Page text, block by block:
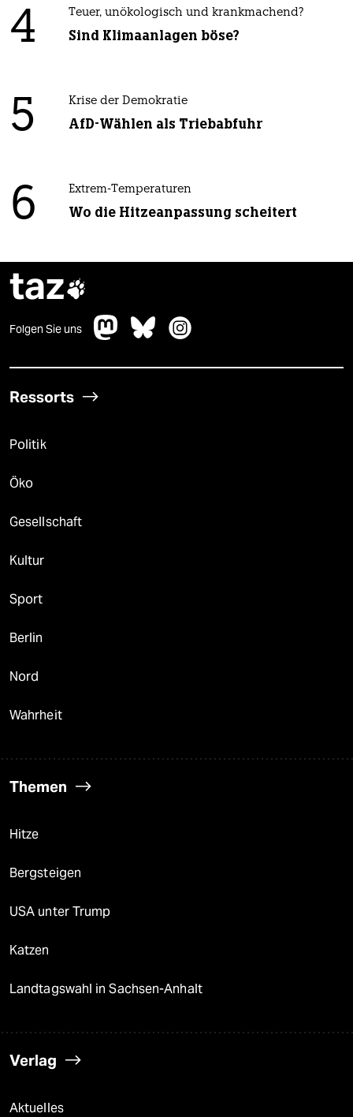
4 Teuer, unökologisch und krankmachend?
Sind Klimaanlagen böse?
5 Krise der Demokratie
AfD-Wählen als Triebabfuhr
6 Extrem-Temperaturen
Wo die Hitzeanpassung scheitert
taz
Folgen Sie uns
Ressorts
Politik
Öko
Gesellschaft
Kultur
Sport
Berlin
Nord
Wahrheit
Themen
Hitze
Bergsteigen
USA unter Trump
Katzen
Landtagswahl in Sachsen-Anhalt
Verlag
Aktuelles